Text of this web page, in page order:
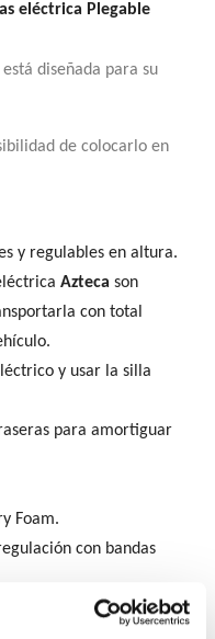
eléctrica Plegable
diseñada para su
de colocarlo en
y regulables en altura.
Azteca son
con total
y usar la silla
para amortiguar
Foam.
con bandas
requieren